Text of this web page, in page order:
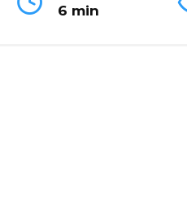
6 min